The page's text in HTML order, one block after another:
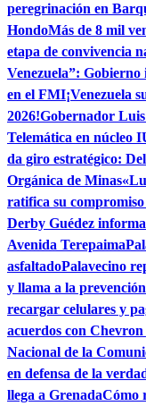
peregrinación en
HondoMás de 8 mil
etapa de convivencia
Venezuela”:
en el FMI¡Venezuela
2026!Gobernador
Telemática en núcleo
da giro estratégico:
Orgánica de Minas
ratifica su
Derby Guédez
Avenida Terepaima
asfaltadoPalavecino
y llama a la
recargar celulares y
acuerdos con
Nacional de la
en defensa de la
llega a GrenadaCómo